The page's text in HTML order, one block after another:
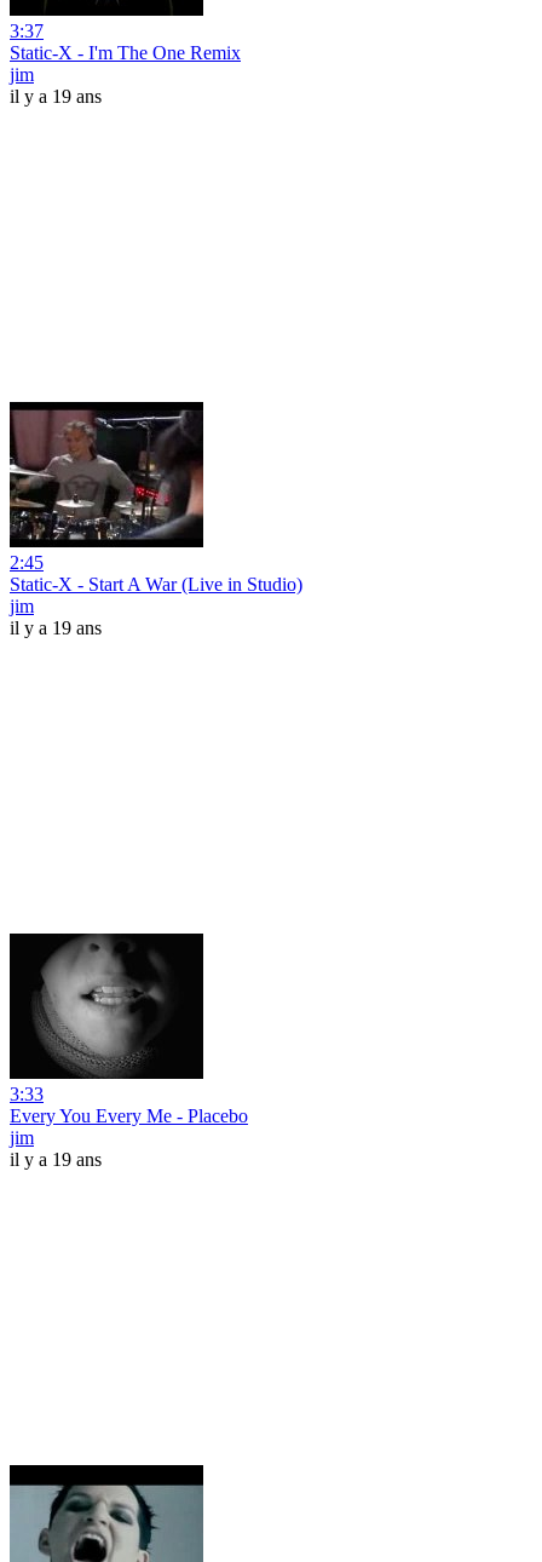
3:37
Static-X - I'm The One Remix
jim
il y a 19 ans
2:45
Static-X - Start A War (Live in Studio)
jim
il y a 19 ans
3:33
Every You Every Me - Placebo
jim
il y a 19 ans